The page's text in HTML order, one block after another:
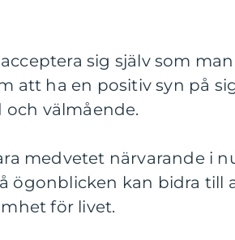
sig själv som
att ha en positiv syn på
och välmående.
medvetet närvarande i
ögonblicken kan bidra till
för livet.